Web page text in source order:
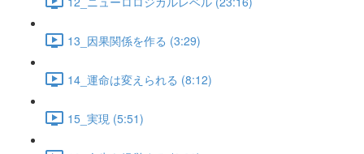
13_因果関係を作る (3:29)
14_運命は変えられる (8:12)
15_実現 (5:51)